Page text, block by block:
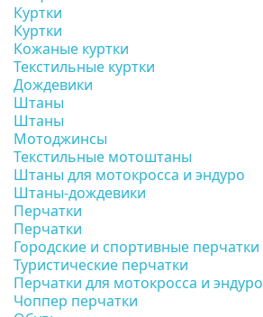
Куртки
Куртки
Кожаные куртки
Текстильные куртки
Дождевики
Штаны
Штаны
Мотоджинсы
Текстильные мотоштаны
Штаны для мотокросса и эндуро
Штаны-дождевики
Перчатки
Перчатки
Городские и спортивные перчатки
Туристические перчатки
Перчатки для мотокросса и эндуро
Чоппер перчатки